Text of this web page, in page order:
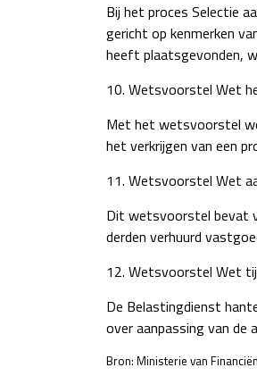
Bij het proces Selectie
gericht op kenmerken
heeft plaatsgevonden,
10. Wetsvoorstel Wet
Met het wetsvoorstel
het verkrijgen van een
11. Wetsvoorstel Wet
Dit wetsvoorstel bevat
derden verhuurd
12. Wetsvoorstel Wet
De Belastingdienst
over aanpassing van de
Bron: Ministerie van